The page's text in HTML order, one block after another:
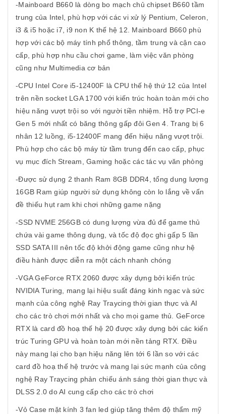
-Mainboard B660 là dòng bo mạch chủ chipset B660 tầm
trung của Intel, phù hợp với các vi xử lý Pentium, Celeron,
i3 & i5 hoặc i7, i9 non K thế hệ 12. Mainboard B660 phù
hợp với các bộ máy tính phổ thông, tầm trung và cận cao
cấp, phù hợp nhu cầu chơi game, làm việc văn phòng
cũng như Multimedia cơ bản
-CPU Intel Core i5-12400F là CPU thế hệ thứ 12 của Intel
trên nền socket LGA 1700 với kiến trúc hoàn toàn mới cho
hiệu năng vượt trội so với người tiền nhiệm. Hỗ trợ PCI-e
Gen 5 mới nhất có băng thông gấp đôi Gen 4. Trang bị 6
nhân 12 luồng, i5-12400F mang đến hiệu năng vượt trội.
Phù hợp cho các bộ máy từ tầm trung đến cao cấp, phục
vụ mục đích Stream, Gaming hoặc các tác vụ văn phòng
-Được sử dụng 2 thanh Ram 8GB DDR4, tổng dung lượng
16GB Ram giúp người sử dụng không còn lo lắng về vấn
đề thiếu hụt ram khi chơi những game nặng
-SSD NVME 256GB có dung lượng vừa đủ để game thủ
chứa vài game thông dụng, và tốc độ đọc ghi gấp 5 lần
SSD SATA III nên tốc độ khởi động game cũng như hệ
điều hành được diễn ra một cách nhanh chóng
-VGA GeForce RTX 2060 được xây dựng bởi kiến trúc
NVIDIA Turing, mang lại hiệu suất đáng kinh ngạc và sức
mạnh của công nghệ Ray Traycing thời gian thực và AI
cho các trò chơi mới nhất và cho mọi game thủ. GeForce
RTX là card đồ hoạ thế hệ 20 được xây dựng bởi các kiến
trúc Turing GPU và hoàn toàn mới nền tảng RTX. Điều
này mang lại cho bạn hiệu năng lên tới 6 lần so với các
card đồ hoạ thế hệ trước và mang lại sức mạnh của công
nghệ Ray Traycing phản chiếu ánh sáng thời gian thực và
DLSS 2.0 do AI cung cấp cho các trò chơi
-Vỏ Case mặt kính 3 fan led giúp tăng thêm độ thẩm mỹ